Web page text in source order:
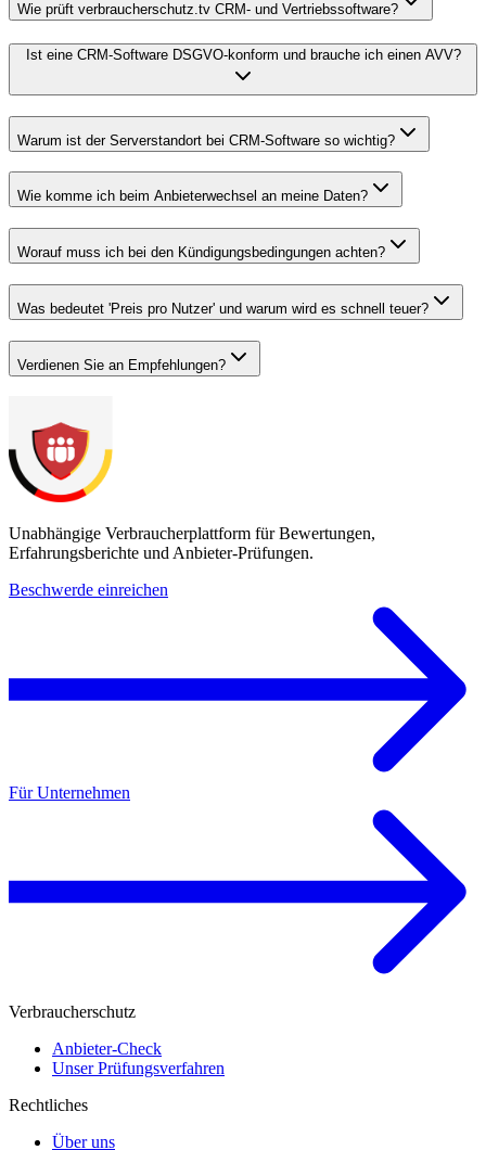
Wie prüft verbraucherschutz.tv CRM- und Vertriebssoftware?
Ist eine CRM-Software DSGVO-konform und brauche ich einen AVV?
Warum ist der Serverstandort bei CRM-Software so wichtig?
Wie komme ich beim Anbieterwechsel an meine Daten?
Worauf muss ich bei den Kündigungsbedingungen achten?
Was bedeutet 'Preis pro Nutzer' und warum wird es schnell teuer?
Verdienen Sie an Empfehlungen?
Unabhängige Verbraucherplattform für Bewertungen,
Erfahrungsberichte und Anbieter-Prüfungen.
Beschwerde einreichen
Für Unternehmen
Verbraucherschutz
Anbieter-Check
Unser Prüfungsverfahren
Rechtliches
Über uns